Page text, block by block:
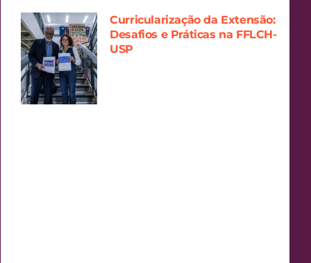
Curricularização da Extensão:
Desafios e Práticas na FFLCH-
USP